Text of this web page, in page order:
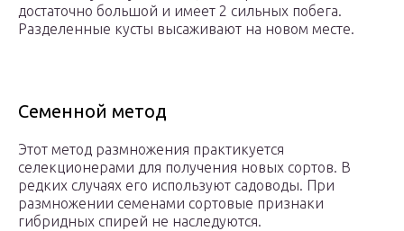
достаточно большой и имеет 2 сильных побега.
Разделенные кусты высаживают на новом месте.
Семенной метод
Этот метод размножения практикуется
селекционерами для получения новых сортов. В
редких случаях его используют садоводы. При
размножении семенами сортовые признаки
гибридных спирей не наследуются.